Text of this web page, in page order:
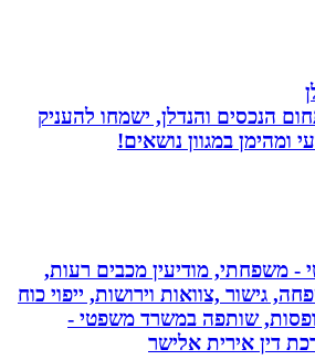
והנדלן, ישמחו להעניק
במגוון נושאים!
מודיעין מכבים רעות,
,צוואות וירושות, ייפוי כוח
שותפה במשרד משפטי -
אירית אלישר